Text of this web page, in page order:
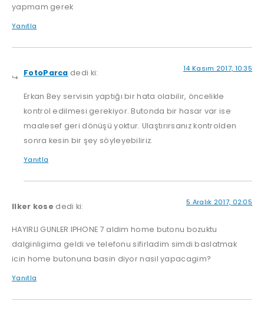
yapmam gerek
Yanıtla
FotoParca dedi ki: 14 Kasım 2017, 10:35
Erkan Bey servisin yaptığı bir hata olabilir, öncelikle
kontrol edilmesi gerekiyor. Butonda bir hasar var ise
maalesef geri dönüşü yoktur. Ulaştırırsanız kontrolden
sonra kesin bir şey söyleyebiliriz.
Yanıtla
Ilker kose dedi ki: 5 Aralık 2017, 02:05
HAYIRLI GUNLER IPHONE 7 aldim home butonu bozuktu
dalginligima geldi ve telefonu sifirladim simdi baslatmak
icin home butonuna basin diyor nasil yapacagim?
Yanıtla